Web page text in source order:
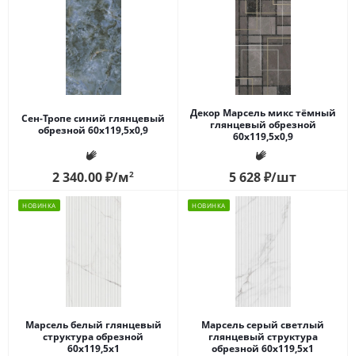
Сен-Тропе синий глянцевый
обрезной 60x119,5x0,9
2 340.00₽/м2
Декор Марсель микс тёмный
глянцевый обрезной
60x119,5x0,9
5 628₽/шт
НОВИНКА
Марсель белый глянцевый
структура обрезной
60x119,5x1
НОВИНКА
Марсель серый светлый
глянцевый структура
обрезной 60x119,5x1